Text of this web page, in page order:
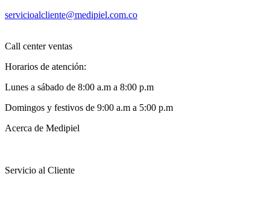
servicioalcliente@medipiel.com.co
Call center ventas
Horarios de atención:
Lunes a sábado de 8:00 a.m a 8:00 p.m
Domingos y festivos de 9:00 a.m a 5:00 p.m
Acerca de Medipiel
Servicio al Cliente